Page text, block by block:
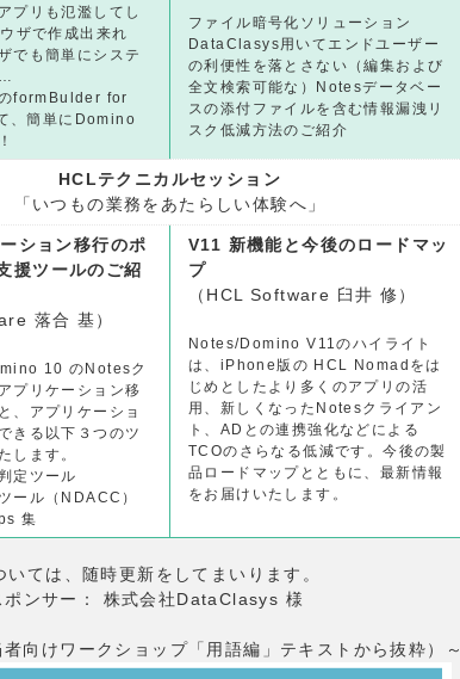
プリも氾濫してし
ザで作成出来れ
でも簡単にシステ
formBulder for
、簡単にDomino
ファイル暗号化ソリューション
DataClasys用いてエンドユーザー
の利便性を落とさない（編集および
全文検索可能な）Notesデータベー
スの添付ファイルを含む情報漏洩リ
スク低減方法のご紹介
HCLテクニカルセッション
「いつもの業務をあたらしい体験へ」
ション移⾏のポ
援ツールのご紹
落合 基）
10 のNotesク
プリケーション移
、アプリケーショ
きる以下３つのツ
します。
定ツール
ール（NDACC）
集
V11 新機能と今後のロードマッ
プ
（HCL Software 臼井 修）
Notes/Domino V11のハイライト
は、iPhone版の HCL Nomadをは
じめとしたより多くのアプリの活
用、新しくなったNotesクライアン
ト、ADとの連携強化などによる
TCOのさらなる低減です。今後の製
品ロードマップとともに、最新情報
をお届けいたします。
ては、随時更新をしてまいります。
ンサー： 株式会社DataClasys 様
向けワークショップ「用語編」テキストから抜粋）～